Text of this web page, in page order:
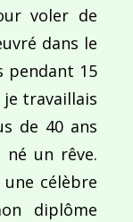
les
voler de
dans le
pendant 15
je travaillais
de 40 ans
né un rêve.
célèbre
diplôme